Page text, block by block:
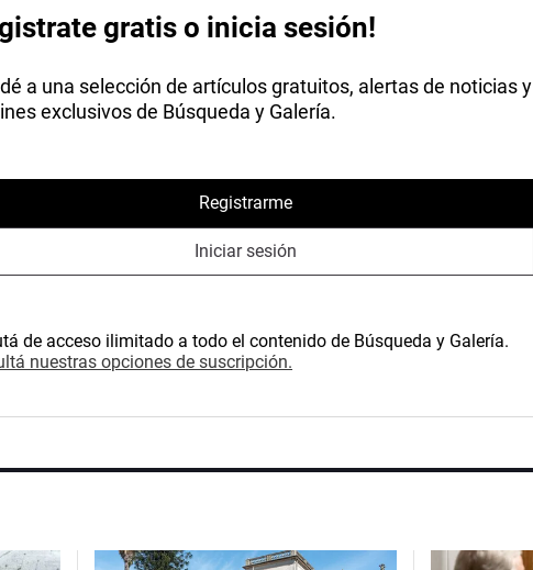
gratis o inicia sesión!
a una selección de artículos gratuitos, alertas de noticias y
exclusivos de Búsqueda y Galería.
Registrarme
Iniciar sesión
de acceso ilimitado a todo el contenido de Búsqueda y Galería.
nuestras opciones de suscripción.